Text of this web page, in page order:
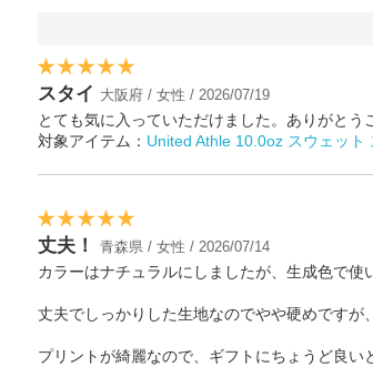
スタイ 大阪府 / 女性 / 2026/07/19
とても気に入っていただけました。ありがとう
対象アイテム： United Athle 10.0oz スウェット
丈夫！ 青森県 / 女性 / 2026/07/14
カラーはナチュラルにしましたが、生成色で使
丈夫でしっかりした生地なのでやや硬めですが
プリントが綺麗なので、ギフトにちょうど良い